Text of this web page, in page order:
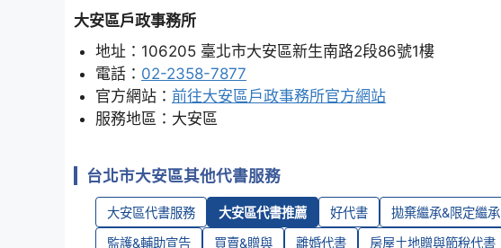
大安區戶政事務所
地址：106205 臺北市大安區新生南路2段86號1樓
電話： 02-2358-7877
官方網站： 前往大安區戶政事務所官方網站
服務地區：大安區
台北市大安區其他代書服務
大安區代書服務 大安區代書推薦 好代書 拋棄繼承&限定繼承
監護&輔助宣告 買賣&贈與 離婚代書 房屋土地贈與節稅代書